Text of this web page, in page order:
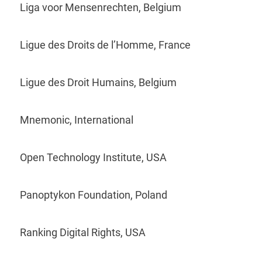
Liga voor Mensenrechten, Belgium
Ligue des Droits de l’Homme, France
Ligue des Droit Humains, Belgium
Mnemonic, International
Open Technology Institute, USA
Panoptykon Foundation, Poland
Ranking Digital Rights, USA